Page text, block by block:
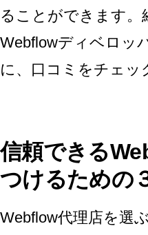
ることができます。
Webflowディベロッ
に、口コミをチェッ
信頼できる
つけるための
Webflow代理店を選